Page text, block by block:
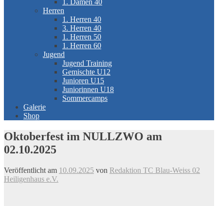
1. Damen 40
Herren
1. Herren 40
3. Herren 40
1. Herren 50
1. Herren 60
Jugend
Jugend Training
Gemischte U12
Junioren U15
Juniorinnen U18
Sommercamps
Galerie
Shop
Oktoberfest im NULLZWO am
02.10.2025
Veröffentlicht am 10.09.2025 von Redaktion TC Blau-Weiss 02
Heiligenhaus e.V.